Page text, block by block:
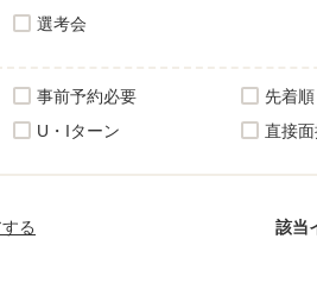
選考会
事前予約必要 先着順
U・Iターン
直接
該当